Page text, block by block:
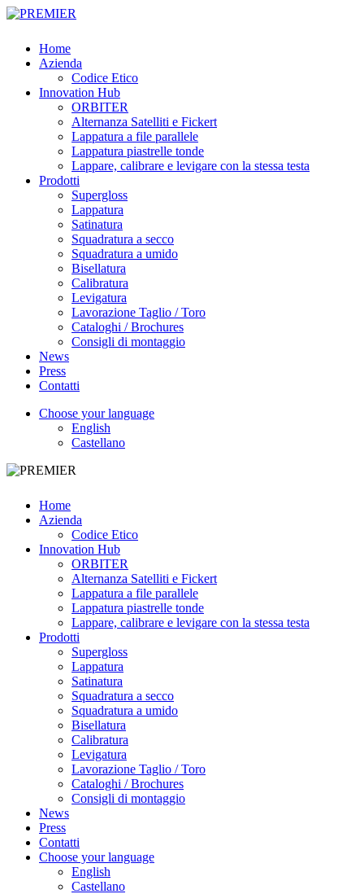
Skip
content
Menu
Home
Azienda
Codice Etico
Innovation Hub
ORBITER
Alternanza Satelliti e Fickert
Lappatura a file parallele
Lappatura piastrelle tonde
Lappare, calibrare e levigare con la stessa testa
Prodotti
Supergloss
Lappatura
Satinatura
Squadratura a secco
Squadratura a umido
Bisellatura
Calibratura
Levigatura
Lavorazione Taglio / Toro
Cataloghi / Brochures
Consigli di montaggio
News
Press
Contatti
Choose your language
English
Castellano
Home
Azienda
Codice Etico
Innovation Hub
ORBITER
Alternanza Satelliti e Fickert
Lappatura a file parallele
Lappatura piastrelle tonde
Lappare, calibrare e levigare con la stessa testa
Prodotti
Supergloss
Lappatura
Satinatura
Squadratura a secco
Squadratura a umido
Bisellatura
Calibratura
Levigatura
Lavorazione Taglio / Toro
Cataloghi / Brochures
Consigli di montaggio
News
Press
Contatti
Choose your language
English
Castellano